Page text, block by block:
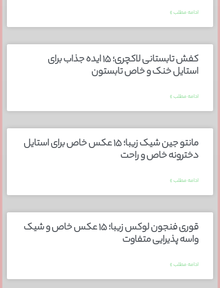
ادامه مطلب »
کفش تابستانی لاکچری؛ ۱۵ ایده‌ جذاب برای
استایل خنک و خاص تابستون
ادامه مطلب »
مانتو جین شیک زیبا؛ ۱۵ عکس خاص برای استایل
دخترونه خاص و راحت
ادامه مطلب »
قوری فنجون لوکس زیبا؛ ۱۵ عکس خاص و شیک
واسه پذیرایی متفاوت
ادامه مطلب »